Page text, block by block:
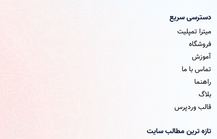
دسترسی سریع
میترا تمپلیت
فروشگاه
آموزش
تماس با ما
راهنما
بلاگ
قالب وردپرس
تازه ترین مطالب سایت